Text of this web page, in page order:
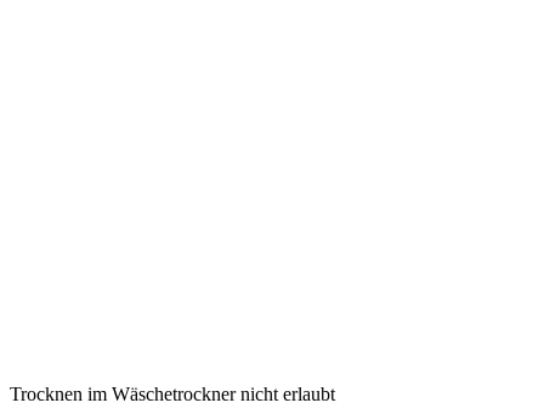
Trocknen im Wäschetrockner nicht erlaubt